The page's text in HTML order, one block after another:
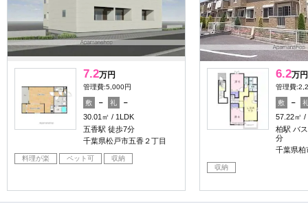
7.2万円
管理費:5,000円
敷 － 礼
－
30.01㎡
1LDK
五香駅 徒歩7分
千葉県松戸市五香２丁目
料理が楽 ペット可 収納
6.2万円
管理費
敷 －
57.22㎡
柏駅 バ
分
千葉県柏
収納